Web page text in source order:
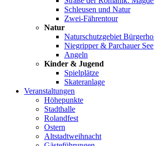
Schleusen und Natur
Zwei-Fährentour
Natur
Naturschutzgebiet
Niegripper & Parchauer See
Angeln
Kinder & Jugend
Spielplätze
Skateranlage
Veranstaltungen
Höhepunkte
Stadthalle
Rolandfest
Ostern
Altstadtweihnacht